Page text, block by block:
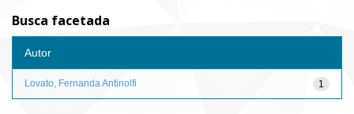
Busca facetada
Autor
1
Lovato, Fernanda Antinolfi